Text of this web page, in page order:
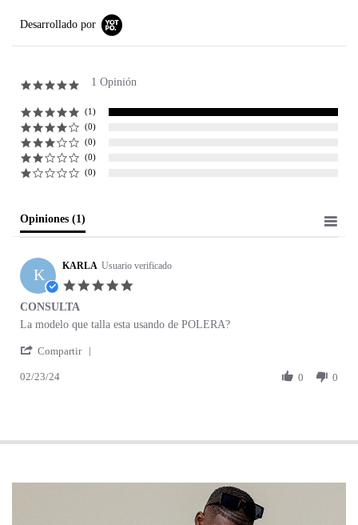
Desarrollado por
5.0 star rating
1 Opinión
(1)
(0)
(0)
(0)
(0)
Opiniones (1)
K KARLA Usuario verificado
CONSULTA
Review by KARLA on 23 Feb 2024
review stating CONSULTA
La modelo que talla esta usando de POLERA?
Compartir
02/23/24 0 0